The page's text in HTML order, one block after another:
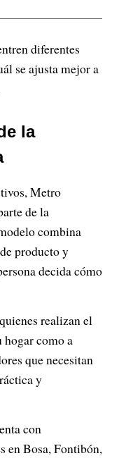
diferentes
se ajusta mejor a
la
Metro
de la
combina
producto y
decida cómo
realizan el
hogar como a
que necesitan
y
con
en Bosa, Fontibón,